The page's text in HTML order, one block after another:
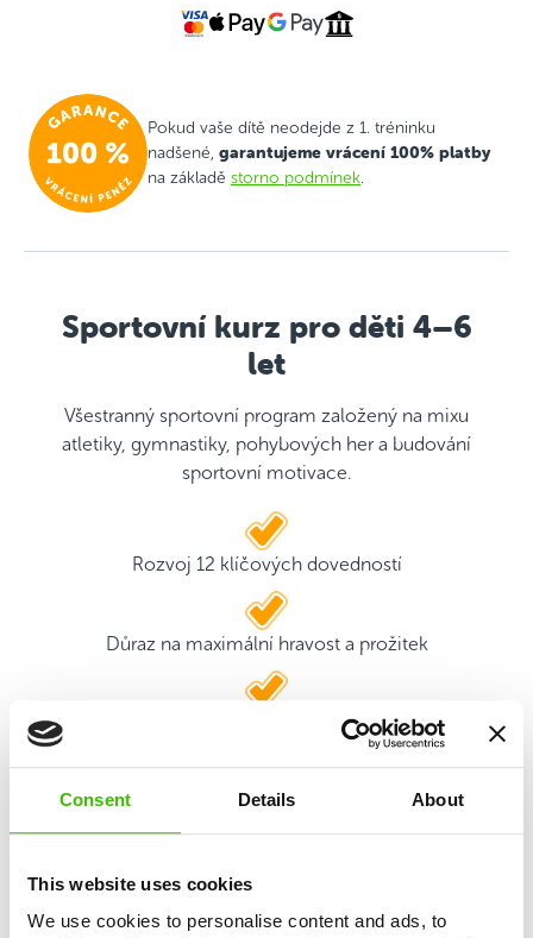
Consent Details About
This website uses cookies
We use cookies to personalise content and ads, to
Pokud vaše dítě neodejde z 1. tréninku
nadšené, garantujeme vrácení 100% platby
na základě storno podmínek.
Sportovní kurz pro děti 4–6
let
Všestranný sportovní program založený na mixu
atletiky, gymnastiky, pohybových her a budování
sportovní motivace.
Rozvoj 12 klíčových dovedností
Důraz na maximální hravost a prožitek
2 kvalifikovaní trenéři
Hrací plán s motivačními samolepkami